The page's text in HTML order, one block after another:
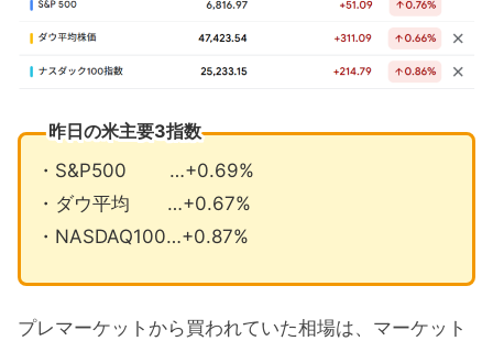
昨日の米主要3指数
・S&P500 …+0.69%
・ダウ平均 …+0.67%
・NASDAQ100…+0.87%
プレマーケットから買われていた相場は、マーケット